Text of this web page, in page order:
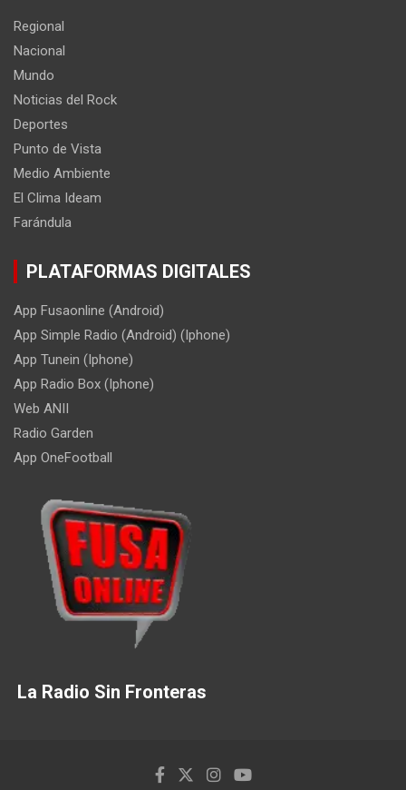
Regional
Nacional
Mundo
Noticias del Rock
Deportes
Punto de Vista
Medio Ambiente
El Clima Ideam
Farándula
PLATAFORMAS DIGITALES
App Fusaonline (Android)
App Simple Radio (Android) (Iphone)
App Tunein (Iphone)
App Radio Box (Iphone)
Web ANII
Radio Garden
App OneFootball
La Radio Sin Fronteras